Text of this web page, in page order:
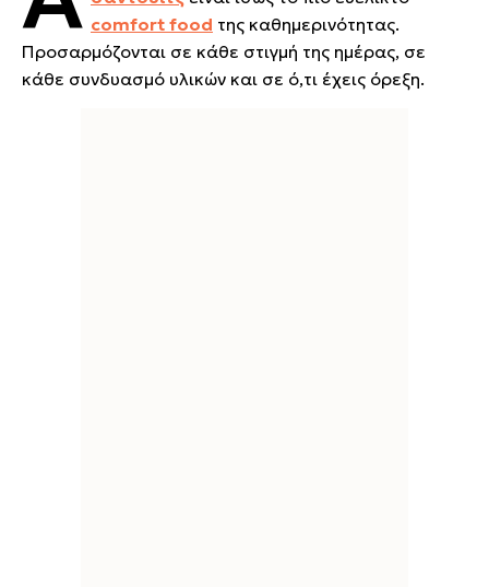
comfort food της καθημερινότητας.
Προσαρμόζονται σε κάθε στιγμή της ημέρας, σε
κάθε συνδυασμό υλικών και σε ό,τι έχεις όρεξη.